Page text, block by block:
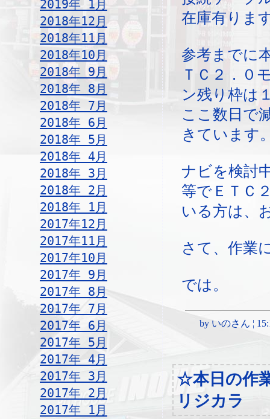
2019年 1月
2018年12月
2018年11月
2018年10月
2018年 9月
2018年 8月
2018年 7月
2018年 6月
2018年 5月
2018年 4月
2018年 3月
2018年 2月
2018年 1月
2017年12月
2017年11月
2017年10月
2017年 9月
2017年 8月
2017年 7月
2017年 6月
2017年 5月
2017年 4月
2017年 3月
2017年 2月
2017年 1月
在庫有りま
参考までに
ＴＣ２．０
ン残り枠は
ここ数日で
きています
ナビを検討
等でＥＴＣ
いる方は、
さて、作業
では。
by いのさん ¦
☆本日の作
リジカラ